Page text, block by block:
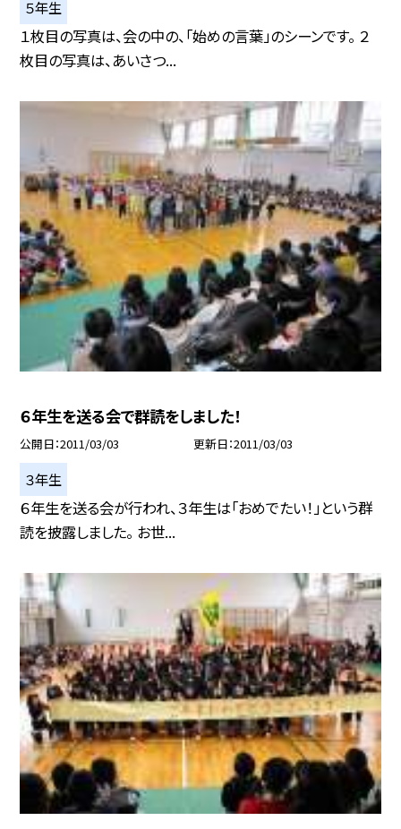
５年生
１枚目の写真は、会の中の、「始めの言葉」のシーンです。 ２
枚目の写真は、あいさつ...
６年生を送る会で群読をしました！
公開日 2011/03/03 更新日 2011/03/03
３年生
６年生を送る会が行われ、３年生は「おめでたい！」という群
読を披露しました。 お世...